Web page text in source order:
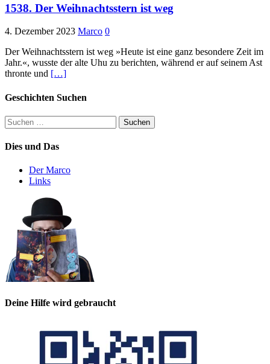
1538. Der Weihnachtsstern ist weg
4. Dezember 2023 Marco 0
Der Weihnachtsstern ist weg »Heute ist eine ganz besondere Zeit im
Jahr.«, wusste der alte Uhu zu berichten, während er auf seinem Ast
thronte und […]
Geschichten Suchen
Suchen
nach:
Dies und Das
Der Marco
Links
Deine Hilfe wird gebraucht